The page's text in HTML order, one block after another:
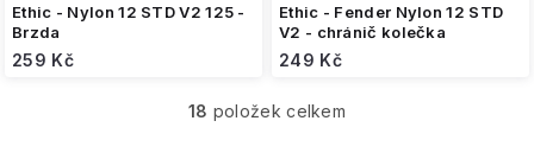
Ethic - Nylon 12 STD V2 125 -
Brzda
259 Kč
Ethic - Fender Nylon 12 STD
V2 - chránič kolečka
249 Kč
O
18 položek celkem